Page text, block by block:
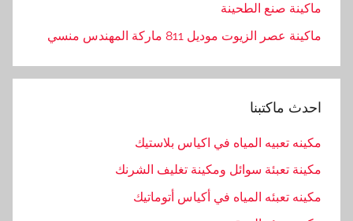
ماكينة صنع الطحينة
ماكينة عصر الزيوت موديل 811 ماركة المهندس منسي
احدث ماكتبنا
مكينه تعبيه المياه في اكياس بلاستيك
مكينة تعبئة سوائل ومكينة تغليف الشرنك
مكينه تعبئه المياه في أكياس أتوماتيك